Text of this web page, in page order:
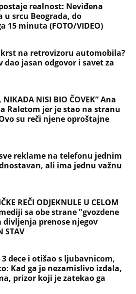
realnost: Neviđena
srcu Beograda, do
15 minuta (FOTO/VIDEO)
na retrovizoru automobila?
dao jasan odgovor i savet za
NIKADA NISI BIO ČOVEK” Ana
Raletom jer je stao na stranu
su reči njene oproštajne
reklame na telefonu jednim
ali ima jednu važnu
REČI ODJEKNULE U CELOM
sa obe strane "gvozdene
divljenja prenose njegov
STAV
dece i otišao s ljubavnicom,
Kad ga je nezamislivo izdala,
prizor koji je zatekao ga